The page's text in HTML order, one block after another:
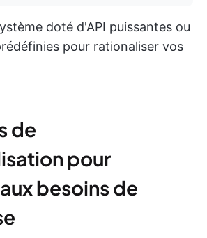
doté d'API puissantes ou
pour rationaliser vos
de
pour
besoins de